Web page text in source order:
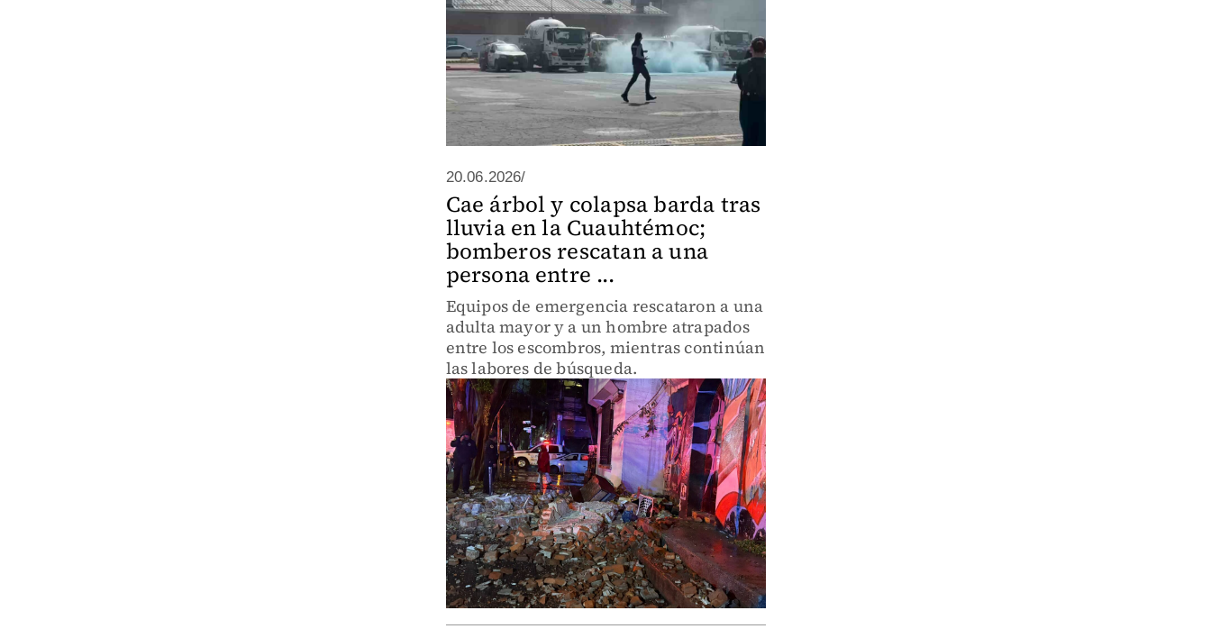
20.06.2026/
Cae árbol y colapsa barda tras
lluvia en la Cuauhtémoc;
bomberos rescatan a una
persona entre ...
Equipos de emergencia rescataron a una
adulta mayor y a un hombre atrapados
entre los escombros, mientras continúan
las labores de búsqueda.